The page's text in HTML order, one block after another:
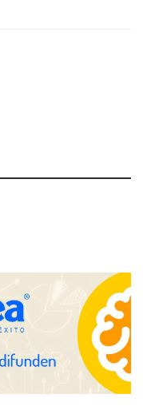
compromiso para el
solo producto multiplica